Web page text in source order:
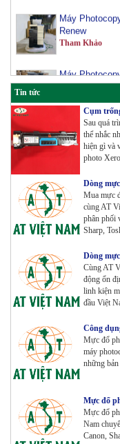
Renew
Tham Khảo
Tham Khảo
Máy
Tham Khảo
Máy
Tham Khảo
Máy
Máy
Máy
Tham Khảo
Bộ Mực 4
6110 | C1100
Tin tức
Cụm
Sau quá
thể nhắc
hiện gì và
photo
Dòng
Mua mực
cùng AT
phân phối
Sharp,
Dòng
Cùng AT
động ổn
linh kiện
đầu Việt
Công
Mực đổ
máy
những
Mực đổ
Mực đổ
Nam
Canon,